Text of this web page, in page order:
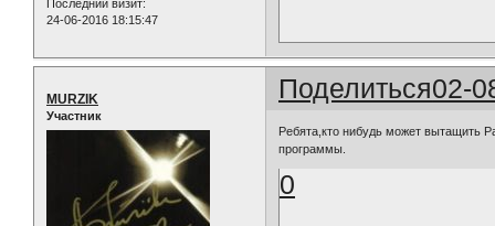
Последний визит:
24-06-2016 18:15:47
Поделиться02-
MURZIK
Участник
Ребята,кто нибудь может вытащить
программы.
0